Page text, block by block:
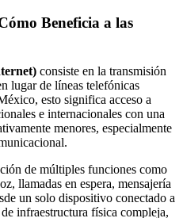
Beneficia a las
consiste en la transmisión
lugar de líneas telefónicas
esto significa acceso a
e internacionales con una
menores, especialmente
de múltiples funciones como
llamadas en espera, mensajería
un solo dispositivo conectado a
infraestructura física compleja,